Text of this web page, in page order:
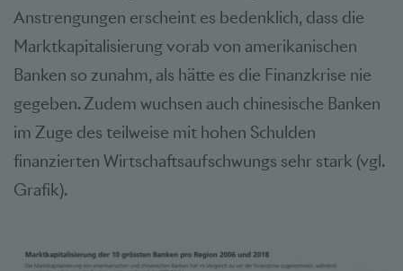
Anstrengungen erscheint es bedenklich, dass die
Marktkapitalisierung vorab von amerikanischen
Banken so zunahm, als hätte es die Finanzkrise nie
gegeben. Zudem wuchsen auch chinesische Banken
im Zuge des teilweise mit hohen Schulden
finanzierten Wirtschaftsaufschwungs sehr stark (vgl.
Grafik).